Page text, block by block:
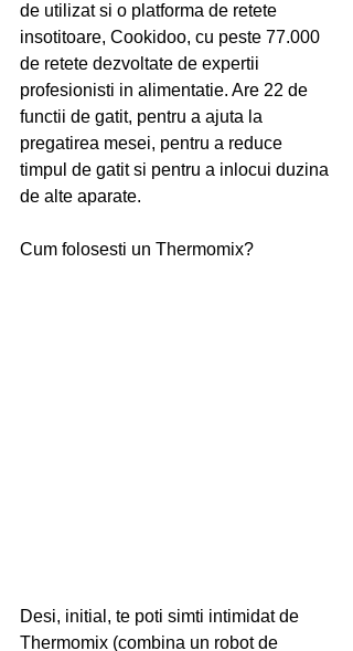
de utilizat si o platforma de retete
insotitoare, Cookidoo, cu peste 77.000
de retete dezvoltate de expertii
profesionisti in alimentatie. Are 22 de
functii de gatit, pentru a ajuta la
pregatirea mesei, pentru a reduce
timpul de gatit si pentru a inlocui duzina
de alte aparate.
Cum folosesti un Thermomix?
Desi, initial, te poti simti intimidat de
Thermomix (combina un robot de